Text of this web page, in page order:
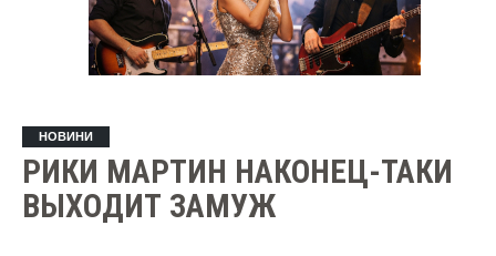
НОВИНИ
РИКИ МАРТИН НАКОНЕЦ-ТАКИ
ВЫХОДИТ ЗАМУЖ